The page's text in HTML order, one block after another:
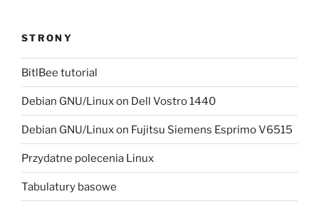
STRONY
BitlBee tutorial
Debian GNU/Linux on Dell Vostro 1440
Debian GNU/Linux on Fujitsu Siemens Esprimo V6515
Przydatne polecenia Linux
Tabulatury basowe